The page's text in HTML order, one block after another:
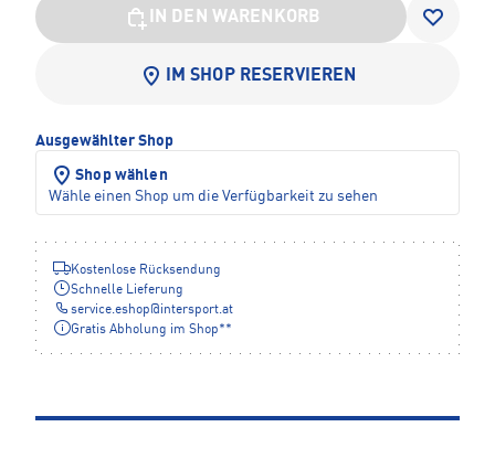
IN DEN WARENKORB
IM SHOP RESERVIEREN
Ausgewählter Shop
Shop wählen
Wähle einen Shop um die Verfügbarkeit zu sehen
Kostenlose Rücksendung
Schnelle Lieferung
service.eshop@intersport.at
Gratis Abholung im Shop**